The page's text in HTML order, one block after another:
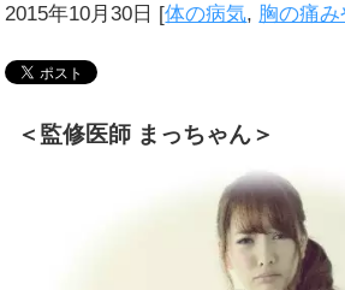
2015年10月30日 [体の病気, 胸の痛
＜監修医師 まっちゃん＞